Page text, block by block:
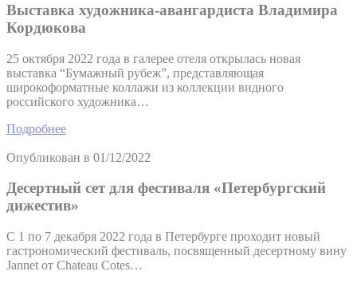
Выставка художника-авангардиста Владимира
Кордюкова
25 октября 2022 года в галерее отеля открылась новая
выставка “Бумажный рубеж”, представляющая
широкоформатные коллажи из коллекции видного
российского художника…
Подробнее
Опубликован в 01/12/2022
Десертный сет для фестиваля «Петербургский
дижестив»
С 1 по 7 декабря 2022 года в Петербурге проходит новый
гастрономический фестиваль, посвященный десертному вину
Jannet от Chateau Cotes…